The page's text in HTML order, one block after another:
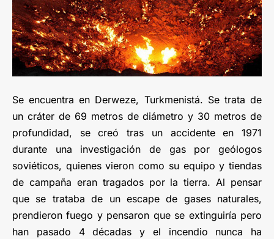
Se encuentra en Derweze, Turkmenistá. Se trata de
un cráter de 69 metros de diámetro y 30 metros de
profundidad, se creó tras un accidente en 1971
durante una investigación de gas por geólogos
soviéticos, quienes vieron como su equipo y tiendas
de campaña eran tragados por la tierra. Al pensar
que se trataba de un escape de gases naturales,
prendieron fuego y pensaron que se extinguiría pero
han pasado 4 décadas y el incendio nunca ha